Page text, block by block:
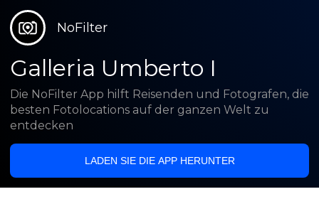
NoFilter
Galleria Umberto I
Die NoFilter App hilft Reisenden und Fotografen, die
besten Fotolocations auf der ganzen Welt zu
entdecken
LADEN SIE DIE APP HERUNTER